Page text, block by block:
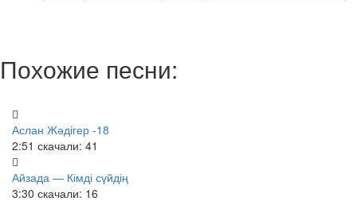
Похожие песни:
Аслан Жәдігер -18
2:51 скачали: 41
Айзада — Кімді сүйдің
3:30 скачали: 16